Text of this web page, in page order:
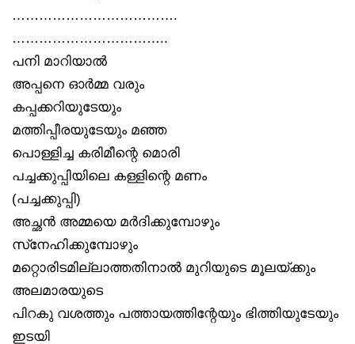
……………………………….
……………………………..
പനി മാറിയാൽ
അപ്പനെ ഓർമ്മ വരും
കപ്പക്കറിയുടേയും
മത്തിപ്പീരയുടേയും മഞ്ഞ
പൊള്ളിച്ച കരിമീന്റെ മൊരി
പച്ചക്കുപ്പിയിലെ കള്ളിന്റെ മണം
(പച്ചക്കുപ്പി)
അച്ഛൻ അമ്മയെ മർദിക്കുമ്പോഴും
സ്‌നേഹിക്കുമ്പോഴും
മറ്റൊരിടമില്ലാത്തതിനാൽ മുറിയുടെ മൂലയ്ക്കും
അലമാരയുടെ
പിറകു വശത്തും പത്തായത്തിന്റേയും ഭിത്തിയുടേയും
ഇടയി